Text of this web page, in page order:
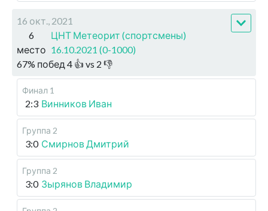
16 окт., 2021
6
место
ЦНТ Метеорит (спортсмены)
16.10.2021 (0-1000)
67% побед 4 👍 vs 2 👎
Финал 1
2:3 Винников Иван
Группа 2
3:0 Смирнов Дмитрий
Группа 2
3:0 Зырянов Владимир